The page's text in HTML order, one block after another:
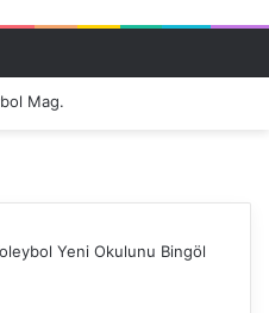
Yeni Okulunu Bingöl